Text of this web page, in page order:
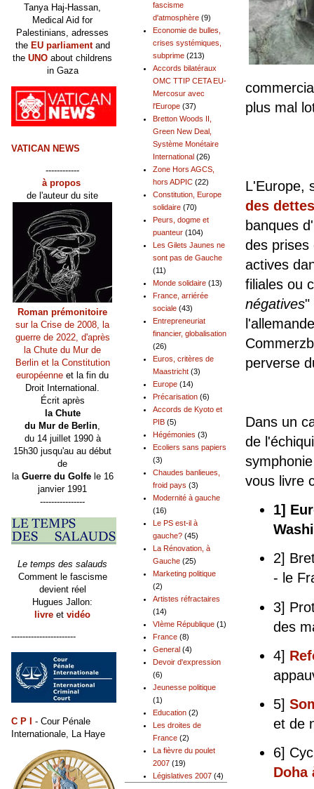
plus mal
L'Europe,
des
banques
des prises
actives
filiales ou
négatives"
perverse
Dans un
de
vous livre
1]
2]
- le
3]
des
4]
5]
et de
6]
Doha
fascisme
d'atmosphère (9)
Economie de bulles,
crises systémiques,
subprime (213)
Accords bilatéraux
OMC TTIP CETA EU-
Mercosur avec
l'Europe (37)
Bretton Woods II,
Green New Deal,
Système Monétaire
International (26)
Zone Hors AGCS,
hors ADPIC (22)
Constitution, Europe
solidaire (70)
Peurs, dogme et
puanteur (104)
Les Gilets Jaunes ne
sont pas de Gauche
(11)
Monde solidaire (13)
France, arriérée
sociale (43)
Entrepreneuriat
financier, globalisation
(26)
Euros, critères de
Maastricht (3)
Europe (14)
Précarisation (6)
Accords de Kyoto et
PIB (5)
Hégémonies (3)
Ecoliers sans papiers
(3)
Chaudes banlieues,
froid pays (3)
Modernité à gauche
(16)
Le PS est-il à
gauche? (45)
La Rénovation, à
Gauche (25)
Marketing politique
(2)
Artistes réfractaires
(14)
VIème République (1)
France (8)
General (4)
Devoir d'expression
(6)
Jeunesse politique
(1)
Education (2)
Les droites de
France (2)
La fièvre du poulet
2007 (19)
Législatives 2007 (4)
Tanya Haj-Hassan,
Medical Aid for
Palestinians, adresses
the EU parliamentand
the UNO about childrens
in Gaza
VATICAN NEWS
------------
à propos
de l'auteur du site
Roman prémonitoire
sur la Crise de 2008, la
guerre de 2022, d'après
la Chute du Mur de
Berlin et la Constitution
européenne et la fin du
Droit International.
Écrit après
la Chute
du Mur de Berlin,
du 14 juillet 1990 à
15h30 jusqu'au au début
de
la Guerre du Golfele 16
janvier 1991
----------------
Le temps des salauds
Comment le fascisme
devient réel
Hugues Jallon:
livre et vidéo
-----------------------
C P I
- Cour Pénale
Internationale, La Haye